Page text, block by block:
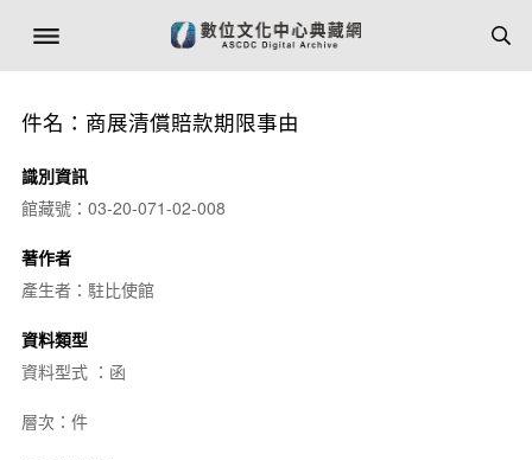
件名：商展清償賠款期限事由
識別資訊
館藏號：03-20-071-02-008
著作者
產生者：駐比使館
資料類型
資料型式 ：函
層次：件